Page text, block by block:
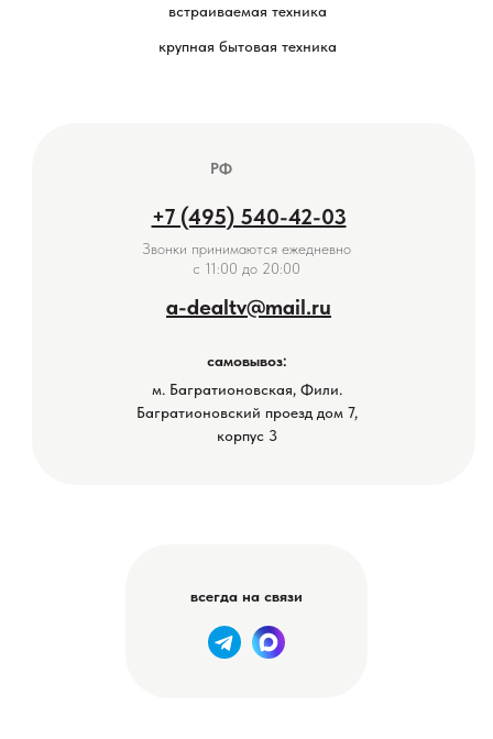
м. Багратионовская, Фили.
Багратионовский проезд дом 7,
корпус 3
+7 (495) 540-42-03
a-dealtv@mail.ru
Звонки принимаются ежедневно
с 11:00 до 20:00
самовывоз:
РФ
всегда на связи
крупная бытовая техника
встраиваемая техника